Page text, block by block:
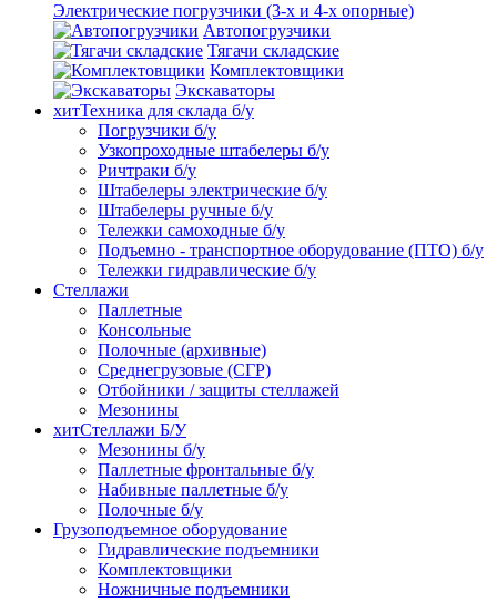
Электрические погрузчики (3-х и 4-х опорные)
Автопогрузчики
Тягачи складские
Комплектовщики
Экскаваторы
хитТехника для склада б/у
Погрузчики б/у
Узкопроходные штабелеры б/у
Ричтраки б/у
Штабелеры электрические б/у
Штабелеры ручные б/у
Тележки самоходные б/у
Подъемно - транспортное оборудование (ПТО) б/у
Тележки гидравлические б/у
Стеллажи
Паллетные
Консольные
Полочные (архивные)
Среднегрузовые (СГР)
Отбойники / защиты стеллажей
Мезонины
хитСтеллажи Б/У
Мезонины б/у
Паллетные фронтальные б/у
Набивные паллетные б/у
Полочные б/у
Грузоподъемное оборудование
Гидравлические подъемники
Комплектовщики
Ножничные подъемники